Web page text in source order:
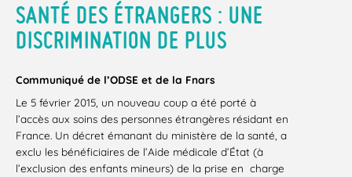
SANTÉ DES ÉTRANGERS : UNE
DISCRIMINATION DE PLUS
Communiqué de l’ODSE et de la Fnars
Le 5 février 2015, un nouveau coup a été porté à
l’accès aux soins des personnes étrangères résidant en
France. Un décret émanant du ministère de la santé, a
exclu les bénéficiaires de l’Aide médicale d’État (à
l’exclusion des enfants mineurs) de la prise en charge